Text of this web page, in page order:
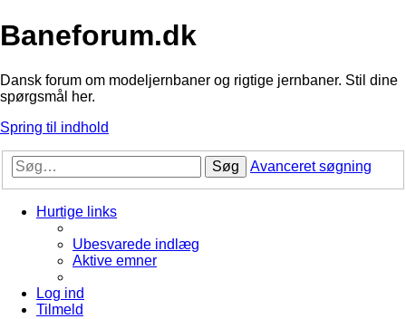
Baneforum.dk
Dansk forum om modeljernbaner og rigtige jernbaner. Stil dine
spørgsmål her.
Spring til indhold
Søg Avanceret søgning
Hurtige links
Ubesvarede indlæg
Aktive emner
Log ind
Tilmeld